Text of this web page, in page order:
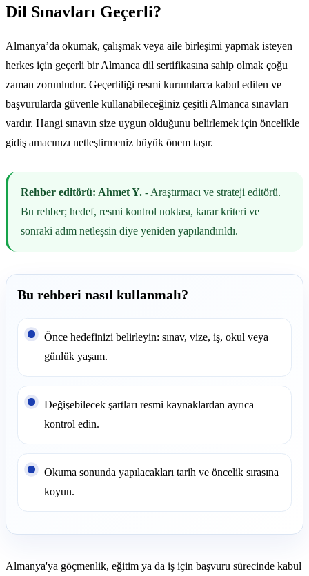
Dil Sınavları Geçerli?
Almanya’da okumak, çalışmak veya aile birleşimi yapmak isteyen
herkes için geçerli bir Almanca dil sertifikasına sahip olmak çoğu
zaman zorunludur. Geçerliliği resmi kurumlarca kabul edilen ve
başvurularda güvenle kullanabileceğiniz çeşitli Almanca sınavları
vardır. Hangi sınavın size uygun olduğunu belirlemek için öncelikle
gidiş amacınızı netleştirmeniz büyük önem taşır.
Rehber editörü: Ahmet Y. - Araştırmacı ve strateji editörü.
Bu rehber; hedef, resmi kontrol noktası, karar kriteri ve
sonraki adım netleşsin diye yeniden yapılandırıldı.
Bu rehberi nasıl kullanmalı?
Önce hedefinizi belirleyin: sınav, vize, iş, okul veya
günlük yaşam.
Değişebilecek şartları resmi kaynaklardan ayrıca
kontrol edin.
Okuma sonunda yapılacakları tarih ve öncelik sırasına
koyun.
Almanya'ya göçmenlik, eğitim ya da iş için başvuru sürecinde kabul